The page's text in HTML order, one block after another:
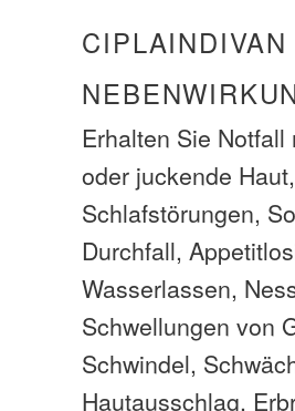
Erhalten Sie
oder juckende
Schlafstörungen,
Durchfall,
Wasserlassen,
Schwellungen von
Schwindel,
Hautausschlag,